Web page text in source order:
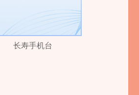
长寿手机台